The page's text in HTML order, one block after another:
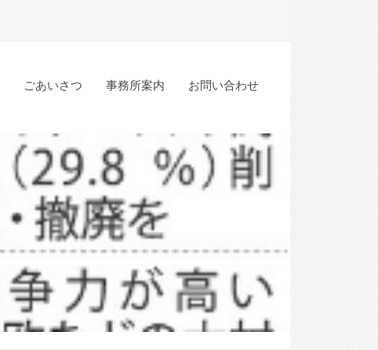
ごあいさつ 事務所案内 お問い合わせ